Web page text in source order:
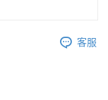
客服